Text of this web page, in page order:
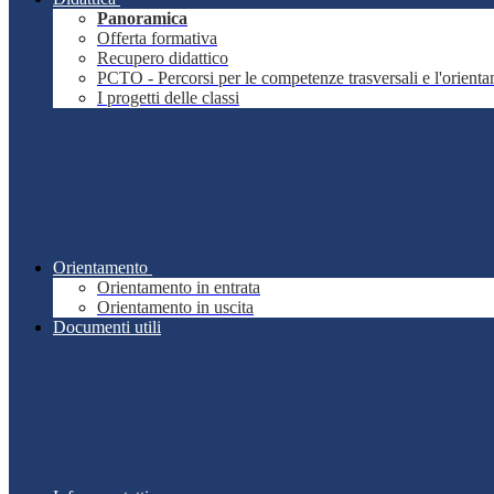
Panoramica
Offerta formativa
Recupero didattico
PCTO - Percorsi per le competenze trasversali e
I progetti delle classi
Orientamento
Orientamento in entrata
Orientamento in uscita
Documenti utili